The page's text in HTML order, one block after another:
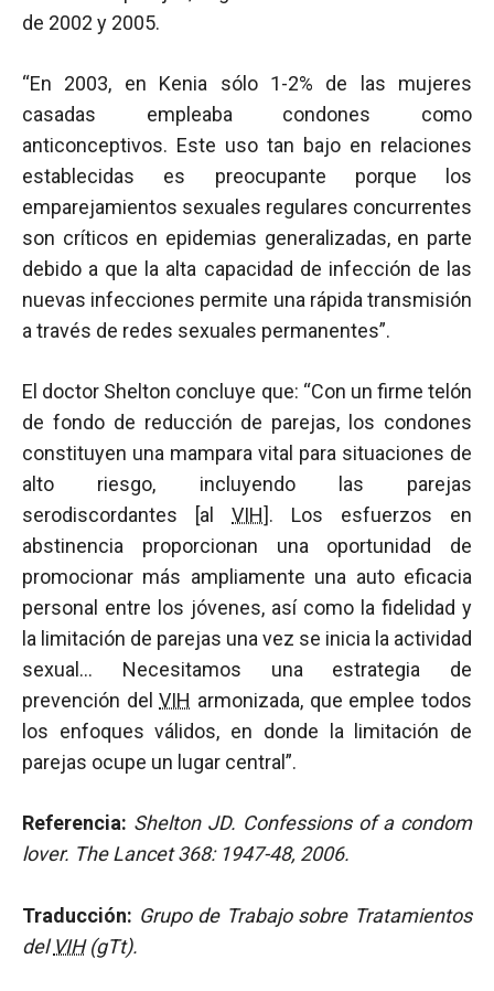
de 2002 y 2005.
“En 2003, en Kenia sólo 1-2% de las mujeres
casadas empleaba condones como
anticonceptivos. Este uso tan bajo en relaciones
establecidas es preocupante porque los
emparejamientos sexuales regulares concurrentes
son críticos en epidemias generalizadas, en parte
debido a que la alta capacidad de infección de las
nuevas infecciones permite una rápida transmisión
a través de redes sexuales permanentes”.
El doctor Shelton concluye que: “Con un firme telón
de fondo de reducción de parejas, los condones
constituyen una mampara vital para situaciones de
alto riesgo, incluyendo las parejas
serodiscordantes [al VIH]. Los esfuerzos en
abstinencia proporcionan una oportunidad de
promocionar más ampliamente una auto eficacia
personal entre los jóvenes, así como la fidelidad y
la limitación de parejas una vez se inicia la actividad
sexual… Necesitamos una estrategia de
prevención delVIH armonizada, que emplee todos
los enfoques válidos, en donde la limitación de
parejas ocupe un lugar central”.
Referencia: Shelton JD. Confessions of a condom
lover. The Lancet 368: 1947-48, 2006.
Traducción: Grupo de Trabajo sobre Tratamientos
delVIH(gTt).